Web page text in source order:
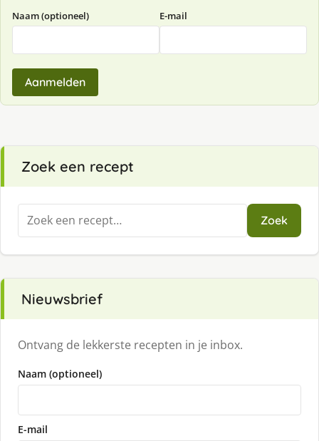
Naam (optioneel) E-mail
Aanmelden
Zoek een recept
Zoeken
naar:
Zoek
Nieuwsbrief
Ontvang de lekkerste recepten in je inbox.
Naam (optioneel)
E-mail